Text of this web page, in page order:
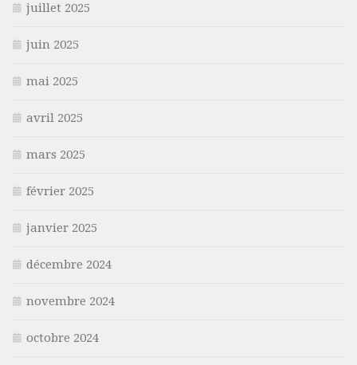
juillet 2025
juin 2025
mai 2025
avril 2025
mars 2025
février 2025
janvier 2025
décembre 2024
novembre 2024
octobre 2024